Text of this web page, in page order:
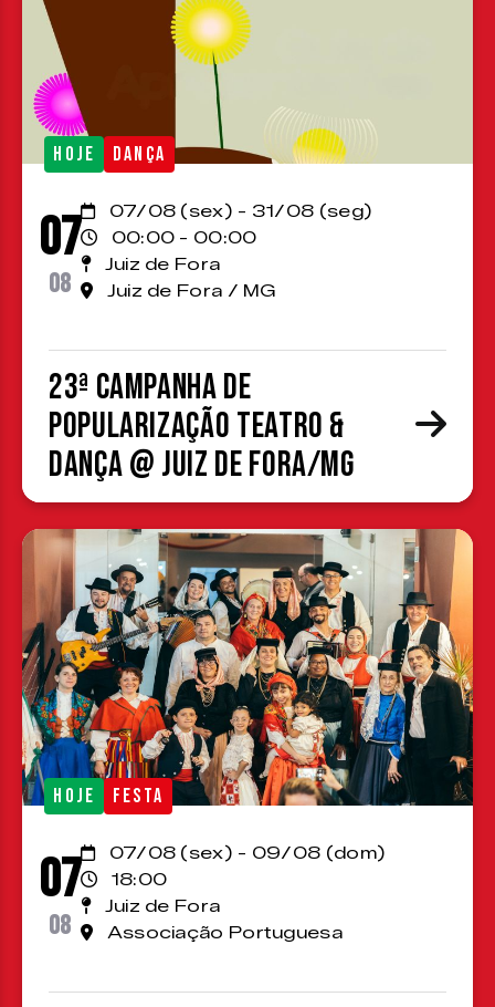
HOJE DANÇA
07
08
07/08 (sex) - 31/08 (seg)
00:00 - 00:00
Juiz de Fora
Juiz de Fora / MG
23ª Campanha de
Popularização Teatro &
Dança @ Juiz de Fora/MG
HOJE FESTA
07
08
07/08 (sex) - 09/08 (dom)
18:00
Juiz de Fora
Associação Portuguesa